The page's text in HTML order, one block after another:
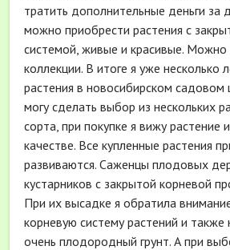
тратить дополнительные деньги за
можно приобрести растения с
системой, живые и красивые. Можно
коллекции. В итоге я уже несколько
растения в новосибирском садовом
могу сделать выбор из нескольких
сорта, при покупке я вижу растение
качестве. Все купленные растения
развиваются. Саженцы плодовых
кустарников с закрытой корневой
При их высадке я обратила
корневую систему растений и также
очень плодородный грунт. А при